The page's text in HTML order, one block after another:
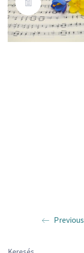
Previous